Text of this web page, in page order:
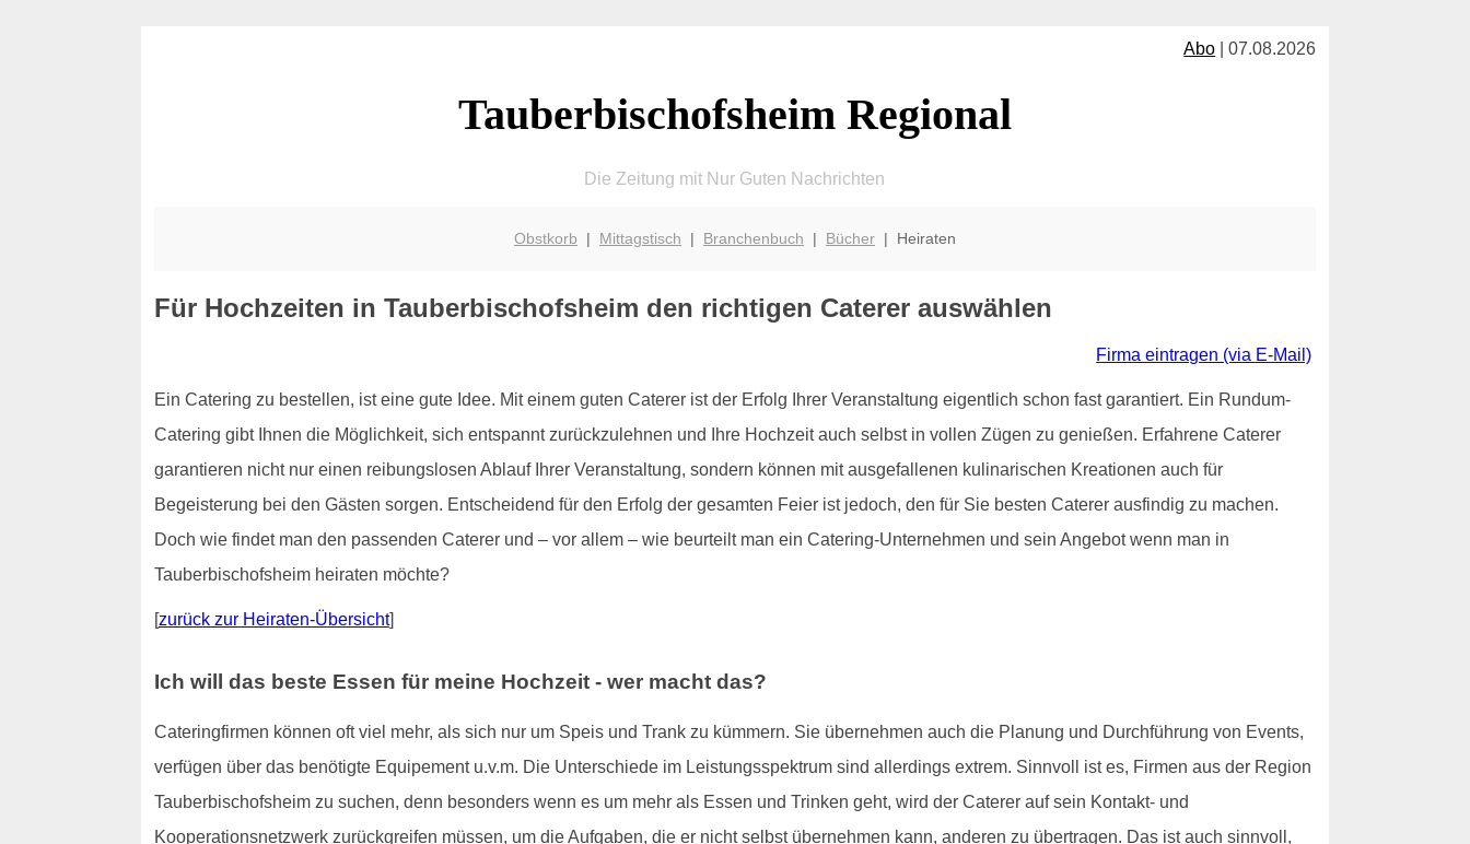
Abo | 07.08.2026
Tauberbischofsheim Regional
Die Zeitung mit Nur Guten Nachrichten
Obstkorb | Mittagstisch | Branchenbuch | Bücher| Heiraten
Für Hochzeiten in Tauberbischofsheim den richtigen Caterer auswählen
Firma eintragen (via E-Mail)
Ein Catering zu bestellen, ist eine gute Idee. Mit einem guten Caterer ist der Erfolg Ihrer Veranstaltung eigentlich schon fast garantiert. Ein Rundum-
Catering gibt Ihnen die Möglichkeit, sich entspannt zurückzulehnen und Ihre Hochzeit auch selbst in vollen Zügen zu genießen. Erfahrene Caterer
garantieren nicht nur einen reibungslosen Ablauf Ihrer Veranstaltung, sondern können mit ausgefallenen kulinarischen Kreationen auch für
Begeisterung bei den Gästen sorgen. Entscheidend für den Erfolg der gesamten Feier ist jedoch, den für Sie besten Caterer ausfindig zu machen.
Doch wie findet man den passenden Caterer und – vor allem – wie beurteilt man ein Catering-Unternehmen und sein Angebot wenn man in
Tauberbischofsheim heiraten möchte?
[zurück zur Heiraten-Übersicht]
Ich will das beste Essen für meine Hochzeit - wer macht das?
Cateringfirmen können oft viel mehr, als sich nur um Speis und Trank zu kümmern. Sie übernehmen auch die Planung und Durchführung von Events,
verfügen über das benötigte Equipement u.v.m. Die Unterschiede im Leistungsspektrum sind allerdings extrem. Sinnvoll ist es, Firmen aus der Region
Tauberbischofsheim zu suchen, denn besonders wenn es um mehr als Essen und Trinken geht, wird der Caterer auf sein Kontakt- und
Kooperationsnetzwerk zurückgreifen müssen, um die Aufgaben, die er nicht selbst übernehmen kann, anderen zu übertragen. Das ist auch sinnvoll,